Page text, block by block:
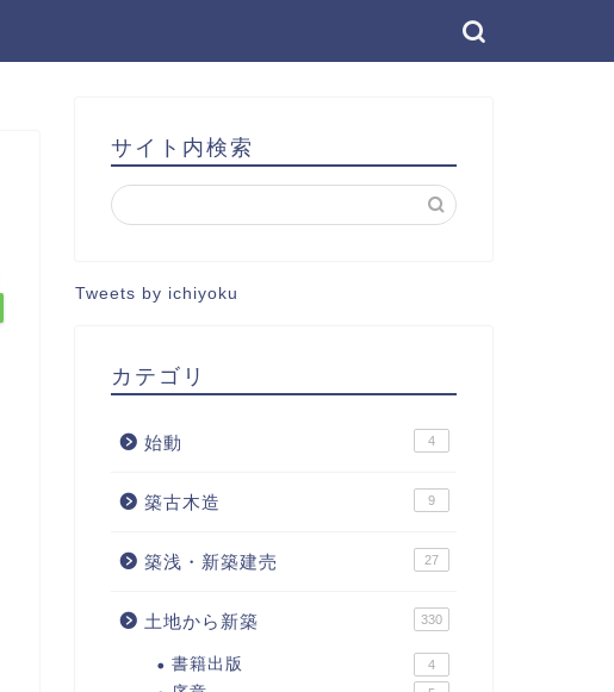
サイト内検索
Tweets by ichiyoku
カテゴリ
始動 4
築古木造 9
築浅・新築建売 27
土地から新築 330
書籍出版 4